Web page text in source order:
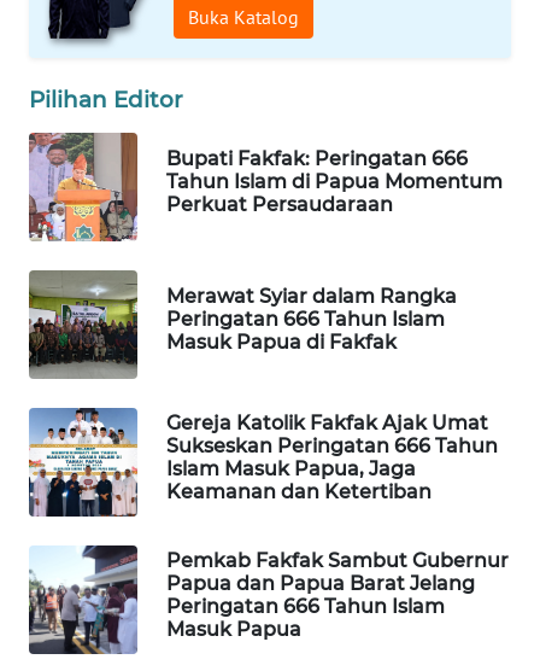
Buka Katalog
Pilihan Editor
Bupati Fakfak: Peringatan 666
Tahun Islam di Papua Momentum
Perkuat Persaudaraan
Merawat Syiar dalam Rangka
Peringatan 666 Tahun Islam
Masuk Papua di Fakfak
Gereja Katolik Fakfak Ajak Umat
Sukseskan Peringatan 666 Tahun
Islam Masuk Papua, Jaga
Keamanan dan Ketertiban
Pemkab Fakfak Sambut Gubernur
Papua dan Papua Barat Jelang
Peringatan 666 Tahun Islam
Masuk Papua
MASYARAKAT
KELISTRIKAN
WALINKI
MAWAKA
ID
MARTABAT
NET
PLN
MKLI
LPKKI
LKKI
KOPEKLIN